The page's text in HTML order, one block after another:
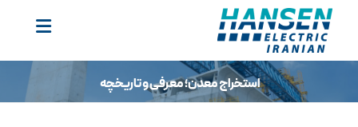
استخراج معدن؛ معرفی و تاریخچه